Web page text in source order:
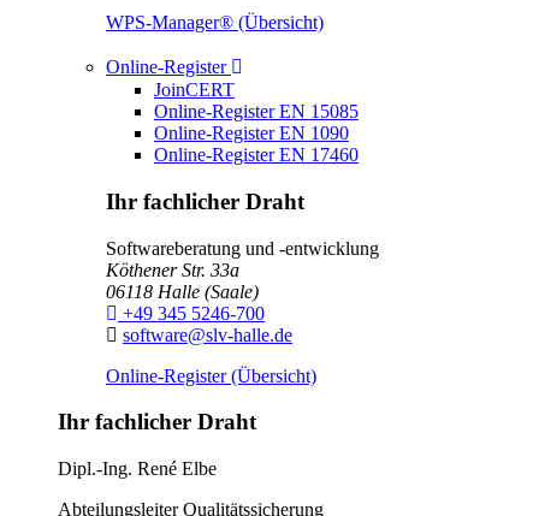
WPS-Manager® (Übersicht)
Online-Register Toggle Dropdown
JoinCERT
Online-Register EN 15085
Online-Register EN 1090
Online-Register EN 17460
Ihr fachlicher Draht
Softwareberatung und -entwicklung
Köthener Str. 33a
06118 Halle (Saale)
Telefon:
+49 345 5246-700
E-Mail:
software@slv-halle.de
Online-Register (Übersicht)
Ihr fachlicher Draht
Dipl.-Ing. René Elbe
AbteilungsleiterQualitätssicherung